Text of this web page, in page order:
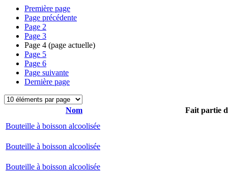
Première page
Page précédente
Page 2
Page 3
Page 4 (page actuelle)
Page 5
Page 6
Page suivante
Dernière page
Nom
Fait partie
Bouteille à boisson alcoolisée
Bouteille à boisson alcoolisée
Bouteille à boisson alcoolisée